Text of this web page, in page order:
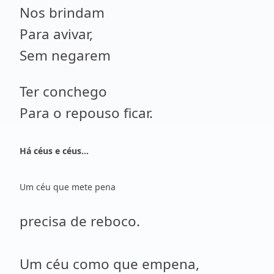
Nos brindam
Para avivar,
Sem negarem
Ter conchego
Para o repouso ficar.
Há céus e céus…
Um céu que mete pena
precisa de reboco.
Um céu como que empena,